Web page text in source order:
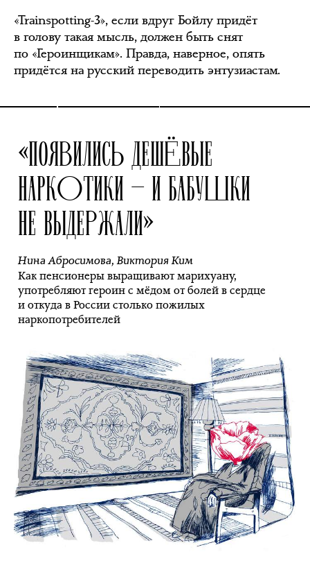
«Trainspotting-3», если вдруг Бойлу придёт
в голову такая мысль, должен быть снят
по «Героинщикам». Правда, наверное, опять
придётся на русский переводить энтузиастам.
«ПОЯВИЛИСЬ ДЕШЁВЫЕ
НАРКОТИКИ — И БАБУШКИ
НЕ ВЫДЕРЖАЛИ»
Нина Абросимова,Виктория Ким
Как пенсионеры выращивают марихуану,
употребляют героин с мёдом от болей в сердце
и откуда в России столько пожилых
наркопотребителей